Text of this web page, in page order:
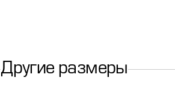
Другие размеры